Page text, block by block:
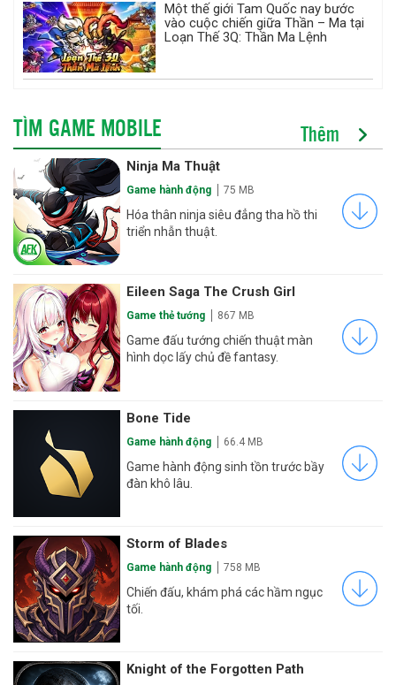
Một thế giới Tam Quốc nay bước
vào cuộc chiến giữa Thần – Ma tại
Loạn Thế 3Q: Thần Ma Lệnh
TÌM GAME MOBILE Thêm
Ninja Ma Thuật
Game hành động 75 MB
Hóa thân ninja siêu đẳng tha hồ thi
triển nhẫn thuật.
Eileen Saga The Crush Girl
Game thẻ tướng 867 MB
Game đấu tướng chiến thuật màn
hình dọc lấy chủ đề fantasy.
Bone Tide
Game hành động 66.4 MB
Game hành động sinh tồn trước bầy
đàn khô lâu.
Storm of Blades
Game hành động 758 MB
Chiến đấu, khám phá các hầm ngục
tối.
Knight of the Forgotten Path